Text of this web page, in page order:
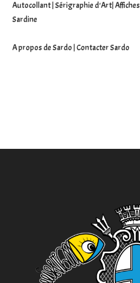
Autocollant Sérigraphie d'Art Affiches
Sardine
A propos de Sardo Contacter Sardo